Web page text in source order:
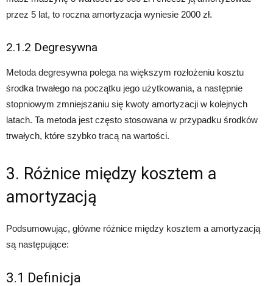
przez 5 lat, to roczna amortyzacja wyniesie 2000 zł.
2.1.2 Degresywna
Metoda degresywna polega na większym rozłożeniu kosztu
środka trwałego na początku jego użytkowania, a następnie
stopniowym zmniejszaniu się kwoty amortyzacji w kolejnych
latach. Ta metoda jest często stosowana w przypadku środków
trwałych, które szybko tracą na wartości.
3. Różnice między kosztem a
amortyzacją
Podsumowując, główne różnice między kosztem a amortyzacją
są następujące:
3.1 Definicja